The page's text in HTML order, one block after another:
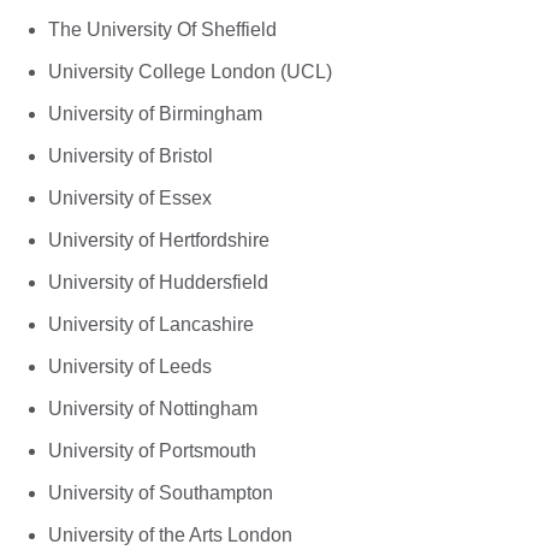
The University Of Sheffield
University College London (UCL)
University of Birmingham
University of Bristol
University of Essex
University of Hertfordshire
University of Huddersfield
University of Lancashire
University of Leeds
University of Nottingham
University of Portsmouth
University of Southampton
University of the Arts London